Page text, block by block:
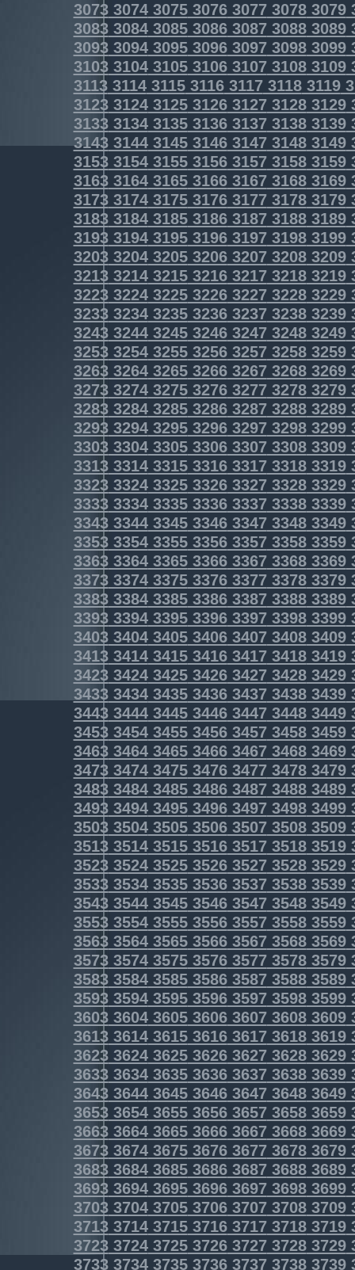
3073307430753076307730783079
3083308430853086308730883089
3093309430953096309730983099
3103310431053106310731083109
3113311431153116311731183119
3123312431253126312731283129
3133313431353136313731383139
3143314431453146314731483149
3153315431553156315731583159
3163316431653166316731683169
3173317431753176317731783179
3183318431853186318731883189
3193319431953196319731983199
3203320432053206320732083209
3213321432153216321732183219
3223322432253226322732283229
3233323432353236323732383239
3243324432453246324732483249
3253325432553256325732583259
3263326432653266326732683269
3273327432753276327732783279
3283328432853286328732883289
3293329432953296329732983299
3303330433053306330733083309
3313331433153316331733183319
3323332433253326332733283329
3333333433353336333733383339
3343334433453346334733483349
3353335433553356335733583359
3363336433653366336733683369
3373337433753376337733783379
3383338433853386338733883389
3393339433953396339733983399
3403340434053406340734083409
3413341434153416341734183419
3423342434253426342734283429
3433343434353436343734383439
3443344434453446344734483449
3453345434553456345734583459
3463346434653466346734683469
3473347434753476347734783479
3483348434853486348734883489
3493349434953496349734983499
3503350435053506350735083509
3513351435153516351735183519
3523352435253526352735283529
3533353435353536353735383539
3543354435453546354735483549
3553355435553556355735583559
3563356435653566356735683569
3573357435753576357735783579
3583358435853586358735883589
3593359435953596359735983599
3603360436053606360736083609
3613361436153616361736183619
3623362436253626362736283629
3633363436353636363736383639
3643364436453646364736483649
3653365436553656365736583659
3663366436653666366736683669
3673367436753676367736783679
3683368436853686368736883689
3693369436953696369736983699
3703370437053706370737083709
3713371437153716371737183719
3723372437253726372737283729
3733373437353736373737383739